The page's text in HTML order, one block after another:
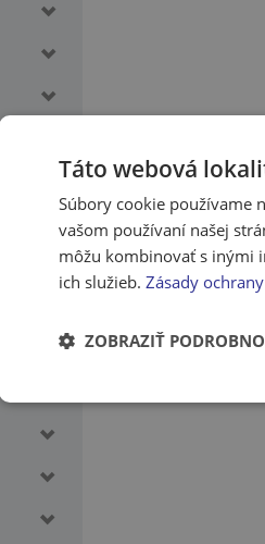
Táto webová
Súbory cookie používame
vašom používaní našej
môžu kombinovať s inými
ich služieb. Zásady
ZOBRAZIŤ